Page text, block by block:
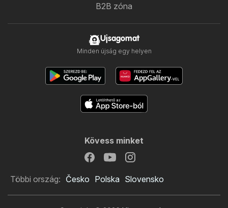
B2B zóna
Ujsagomat
Minden újság egy helyen
Kövess minket
Többi ország: Česko Polska Slovensko